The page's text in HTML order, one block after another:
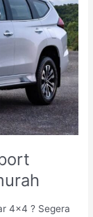
4×4 ? Segera